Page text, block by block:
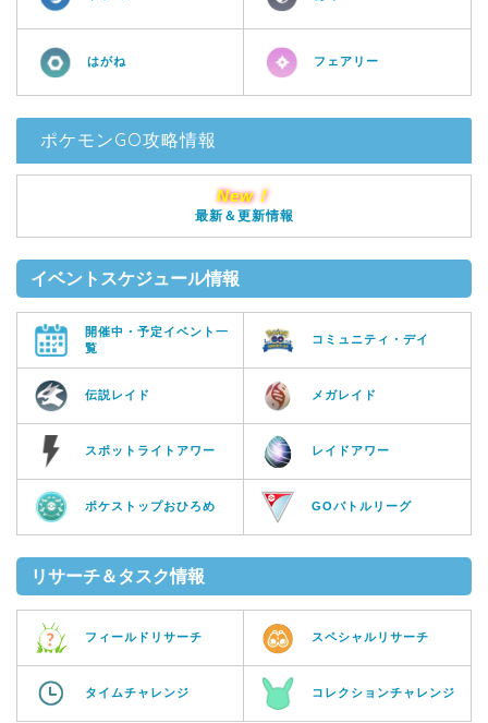
はがね フェアリー
ポケモンGO攻略情報
New！
最新＆更新情報
イベントスケジュール情報
開催中・予定イベント一
覧
コミュニティ・デイ
伝説レイド メガレイド
スポットライトアワー レイドアワー
ポケストップおひろめ GOバトルリーグ
リサーチ＆タスク情報
フィールドリサーチ スペシャルリサーチ
タイムチャレンジ コレクションチャレンジ